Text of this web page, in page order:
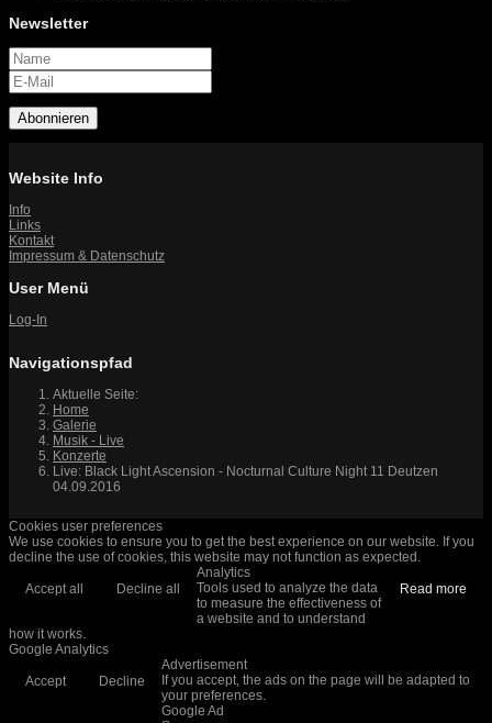
Newsletter
Abonnieren
Website Info
Info
Links
Kontakt
Impressum & Datenschutz
User Menü
Log-In
Navigationspfad
Aktuelle Seite:
Home
Galerie
Musik - Live
Konzerte
Live: Black Light Ascension - Nocturnal Culture Night 11 Deutzen
04.09.2016
Cookies user preferences
We use cookies to ensure you to get the best experience on our website. If you
decline the use of cookies, this website may not function as expected.
Accept all Decline all Read more
Analytics
Tools used to analyze the data
to measure the effectiveness of
a website and to understand
how it works.
Google Analytics
Accept Decline
Advertisement
If you accept, the ads on the page will be adapted to
your preferences.
Google Ad